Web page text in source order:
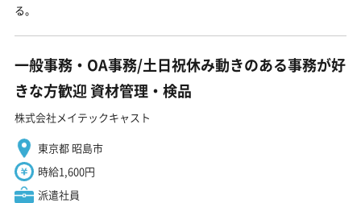
る。
一般事務・OA事務/土日祝休み動きのある事務が好
きな方歓迎 資材管理・検品
株式会社メイテックキャスト
東京都 昭島市
時給1,600円
派遣社員